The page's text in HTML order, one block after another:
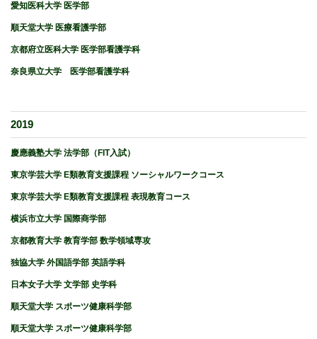
愛知医科大学 医学部
順天堂大学 医療看護学部
京都府立医科大学 医学部看護学科
奈良県立大学 医学部看護学科
2019
慶應義塾大学 法学部（FIT入試）
東京学芸大学 E類教育支援課程 ソーシャルワークコース
東京学芸大学 E類教育支援課程 表現教育コース
横浜市立大学 国際商学部
京都教育大学 教育学部 数学領域専攻
独協大学 外国語学部 英語学科
日本女子大学 文学部 史学科
順天堂大学 スポーツ健康科学部
順天堂大学 スポーツ健康科学部